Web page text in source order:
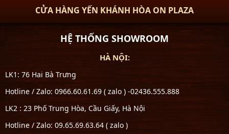
CỬA HÀNG YẾN KHÁNH HÒA ON PLAZA
HỆ THỐNG SHOWROOM
HÀ NỘI:
LK1: 76 Hai Bà Trưng
Hotline / Zalo: 0966.60.61.69 ( zalo ) -02436.555.888
LK2 : 23 Phố Trung Hòa, Cầu Giấy, Hà Nội
Hotline / Zalo: 09.65.69.63.64 ( zalo )